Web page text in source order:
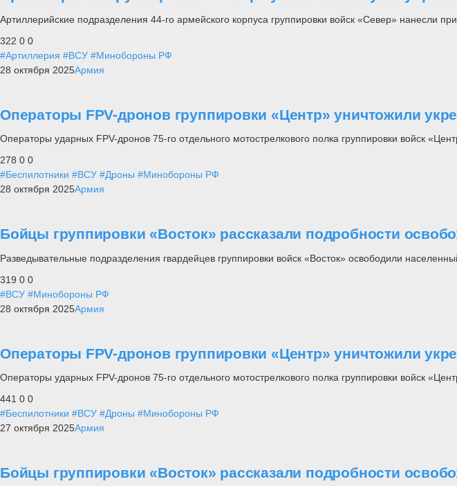
Артиллерийские подразделения 44-го армейского корпуса группировки войск «Север» нанесли
322 0 0
#Артиллерия #ВСУ #Минобороны РФ
28 октября 2025Армия
Операторы FPV-дронов группировки «Центр» уничтожили
Операторы ударных FPV-дронов 75-го отдельного мотострелкового полка группировки войск
278 0 0
#Беспилотники #ВСУ #Дроны #Минобороны РФ
28 октября 2025Армия
Бойцы группировки «Восток» рассказали подробности
Разведывательные подразделения гвардейцев группировки войск «Восток» освободили
319 0 0
#ВСУ #Минобороны РФ
28 октября 2025Армия
Операторы FPV-дронов группировки «Центр» уничтожили
Операторы ударных FPV-дронов 75-го отдельного мотострелкового полка группировки войск
441 0 0
#Беспилотники #ВСУ #Дроны #Минобороны РФ
27 октября 2025Армия
Бойцы группировки «Восток» рассказали подробности